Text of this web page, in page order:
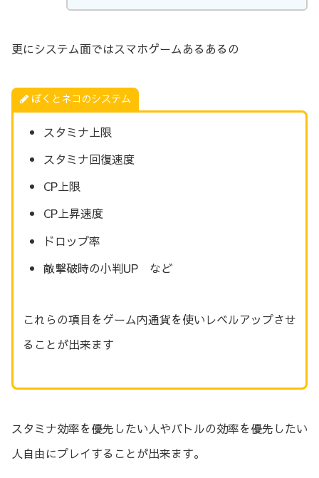
更にシステム面ではスマホゲームあるあるの
ぼくとネコのシステム
スタミナ上限
スタミナ回復速度
CP上限
CP上昇速度
ドロップ率
敵撃破時の小判UP など
これらの項目をゲーム内通貨を使いレベルアップさせ
ることが出来ます
スタミナ効率を優先したい人やバトルの効率を優先したい
人自由にプレイすることが出来ます。